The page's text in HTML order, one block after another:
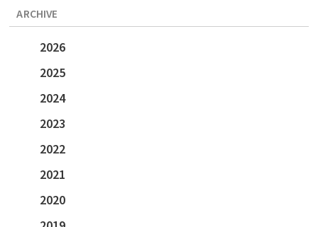
ARCHIVE
2026
2025
2024
2023
2022
2021
2020